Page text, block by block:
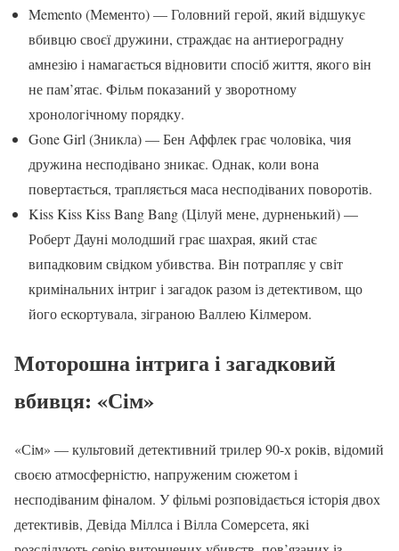
Memento (Мементо) — Головний герой, який відшукує
вбивцю своєї дружини, страждає на антиероградну
амнезію і намагається відновити спосіб життя, якого він
не пам’ятає. Фільм показаний у зворотному
хронологічному порядку.
Gone Girl (Зникла) — Бен Аффлек грає чоловіка, чия
дружина несподівано зникає. Однак, коли вона
повертається, трапляється маса несподіваних поворотів.
Kiss Kiss Kiss Bang Bang (Цілуй мене, дурненький) —
Роберт Дауні молодший грає шахрая, який стає
випадковим свідком убивства. Він потрапляє у світ
кримінальних інтриг і загадок разом із детективом, що
його ескортувала, зіграною Валлею Кілмером.
Моторошна інтрига і загадковий
вбивця: «Сім»
«Сім» — культовий детективний трилер 90-х років, відомий
своєю атмосферністю, напруженим сюжетом і
несподіваним фіналом. У фільмі розповідається історія двох
детективів, Девіда Міллса і Вілла Сомерсета, які